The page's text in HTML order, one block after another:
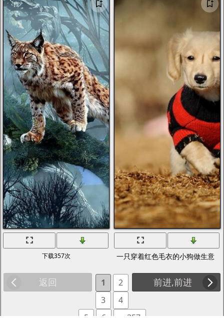
下载357次 一只穿着红色毛衣的小狗做生意
返回 前进,前进
1
2
3
4